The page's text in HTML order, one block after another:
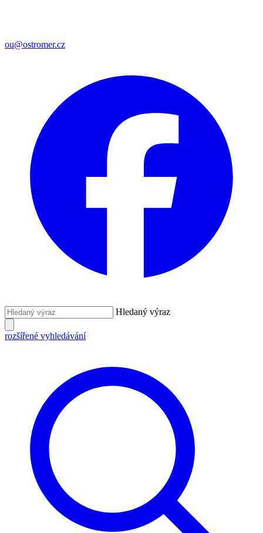
ou@ostromer.cz
Hledaný výraz
rozšířené vyhledávání